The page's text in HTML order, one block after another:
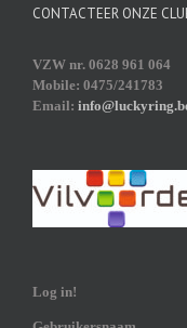
CONTACTEER ONZE
VZW nr. 0628 961 064
Mobile: 0475/241783
Email:
Log in!